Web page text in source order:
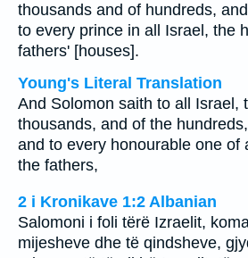
thousands and of hundreds,
to every prince in all Israel, the
fathers' [houses].
Young's Literal Translation
And Solomon saith to all Israel,
thousands, and of the
and to every honourable one of
the fathers,
2 i Kronikave 1:2 Albanian
Salomoni i foli tërë Izraelit,
mijesheve dhe të qindsheve,